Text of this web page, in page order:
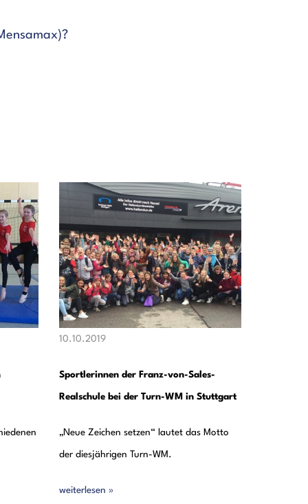
10.10.2019
Sportlerinnen der Franz-von-Sales-
Realschule bei der Turn-WM in Stuttgart
„Neue Zeichen setzen“ lautet das Motto
der diesjährigen Turn-WM.
weiterlesen »